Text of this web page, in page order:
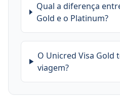
Qual a diferença
Gold e o Platinum?
O Unicred Visa Gold
viagem?